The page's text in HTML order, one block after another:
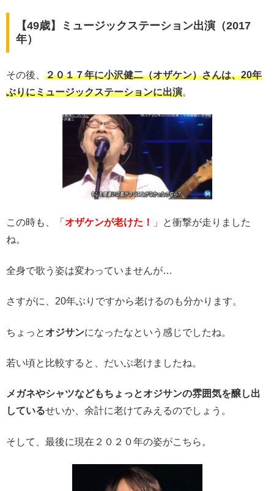
【49歳】ミュージックステーション出演（2017
年）
その後、 ２０１７年に小沢健二（オザケン）さんは、20年
ぶりにミュージックステーションに出演。
この時も、「 オザケンが老けた！
」と衝撃が走りました
ね。
全身で歌う姿は変わっていませんが…
さすがに、20年ぶりですから老けるのも分かります。
ちょっと オジサンになったなという感じでしたね。
若い頃と比較すると、だいぶ老けましたね。
メガネやシャツなどもちょっとオジサンの雰囲気を醸し出
しているせいか、余計に老けてみえるのでしょう。
そして、最後に現在２０２０年の姿がこちら。